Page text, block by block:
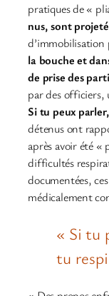
pratiques de «
nus, sont
d’immobilisation
la bouche et
de prise des
par des officiers,
Si tu peux
détenus ont
après avoir été «
difficultés
documentées,
médicalement
« Si tu
tu